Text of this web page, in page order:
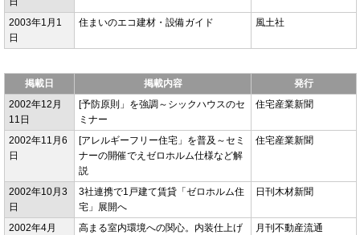
2003年1月1
日
住まいのエコ建材・設備ガイド 風土社
掲載日 掲載内容
発行
2002年12月
11日
[予防原則」を強調～シックハウスのセ
ミナー
住宅産業新聞
2002年11月6
日
[アレルギーフリー住宅」を普及～セミ
ナーの開催でえゼロホルム仕様など解
説
住宅産業新聞
2002年10月3
日
3社連携で1戸建て賃貸「ゼロホルム住
宅」展開へ
日刊木材新聞
2002年4月
高まる室内環境への関心。内装仕上げ
月刊不動産流通